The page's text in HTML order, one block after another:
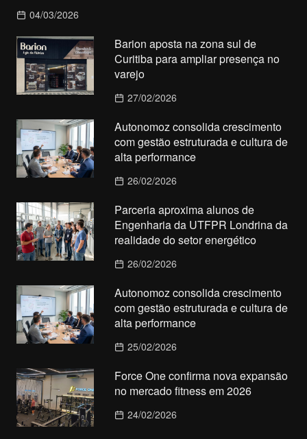
04/03/2026
Barion aposta na zona sul de
Curitiba para ampliar presença no
varejo
27/02/2026
Autonomoz consolida crescimento
com gestão estruturada e cultura de
alta performance
26/02/2026
Parceria aproxima alunos de
Engenharia da UTFPR Londrina da
realidade do setor energético
26/02/2026
Autonomoz consolida crescimento
com gestão estruturada e cultura de
alta performance
25/02/2026
Force One confirma nova expansão
no mercado fitness em 2026
24/02/2026